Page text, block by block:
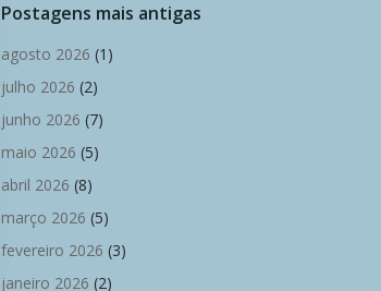
Postagens mais antigas
agosto 2026 (1)
julho 2026 (2)
junho 2026 (7)
maio 2026 (5)
abril 2026 (8)
março 2026 (5)
fevereiro 2026 (3)
janeiro 2026 (2)